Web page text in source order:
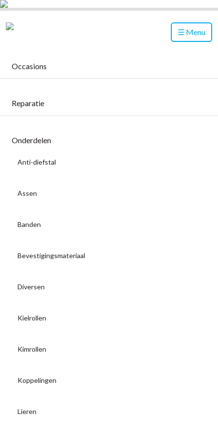
Menu
Occasions
Reparatie
Onderdelen
Anti-diefstal
Assen
Banden
Bevestigingsmateriaal
Diversen
Kielrollen
Kimrollen
Koppelingen
Lieren